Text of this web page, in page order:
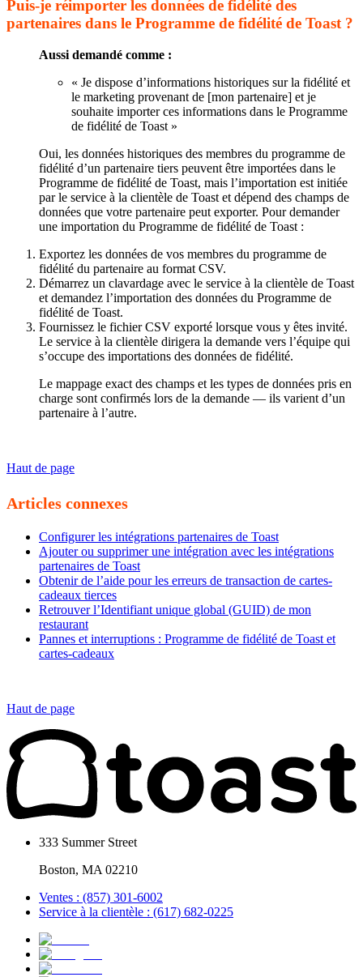
Puis-je réimporter les données de fidélité des
partenaires dans le Programme de fidélité de Toast ?
Aussi demandé comme :
« Je dispose d’informations historiques sur la fidélité et
le marketing provenant de [mon partenaire] et je
souhaite importer ces informations dans le Programme
de fidélité de Toast »
Oui, les données historiques des membres du programme de
fidélité d’un partenaire tiers peuvent être importées dans le
Programme de fidélité de Toast, mais l’importation est initiée
par le service à la clientèle de Toast et dépend des champs de
données que votre partenaire peut exporter. Pour demander
une importation du Programme de fidélité de Toast :
Exportez les données de vos membres du programme de
fidélité du partenaire au format CSV.
Démarrez un clavardage avec le service à la clientèle de Toast
et demandez l’importation des données du Programme de
fidélité de Toast.
Fournissez le fichier CSV exporté lorsque vous y êtes invité.
Le service à la clientèle dirigera la demande vers l’équipe qui
s’occupe des importations des données de fidélité.
Le mappage exact des champs et les types de données pris en
charge sont confirmés lors de la demande — ils varient d’un
partenaire à l’autre.
Haut de page
Articles connexes
Configurer les intégrations partenaires de Toast
Ajouter ou supprimer une intégration avec les intégrations
partenaires de Toast
Obtenir de l’aide pour les erreurs de transaction de cartes-
cadeaux tierces
Retrouver l’Identifiant unique global (GUID) de mon
restaurant
Pannes et interruptions : Programme de fidélité de Toast et
cartes-cadeaux
Haut de page
333 Summer Street
Boston, MA 02210
Ventes : (857) 301-6002
Service à la clientèle : (617) 682-0225